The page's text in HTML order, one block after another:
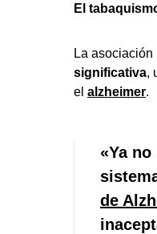
El
La asociación
significativa,
el alzheimer.
«Ya
de